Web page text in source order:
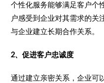
个性化服务能够满足客户个
户感受到企业对其需求的关
与企业建立长期合作关系。
2、促进客户忠诚度
通过建立亲密关系，企业可